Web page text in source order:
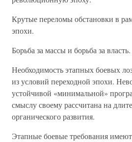
Крутые переломы обстановки в
эпохи.
Борьба за массы и борьба за власть.
Необходимость этапных боевых
из условий переходной эпохи.
устойчивой «минимальной»
смыслу своему рассчитана на
органического развития.
Этапные боевые требования